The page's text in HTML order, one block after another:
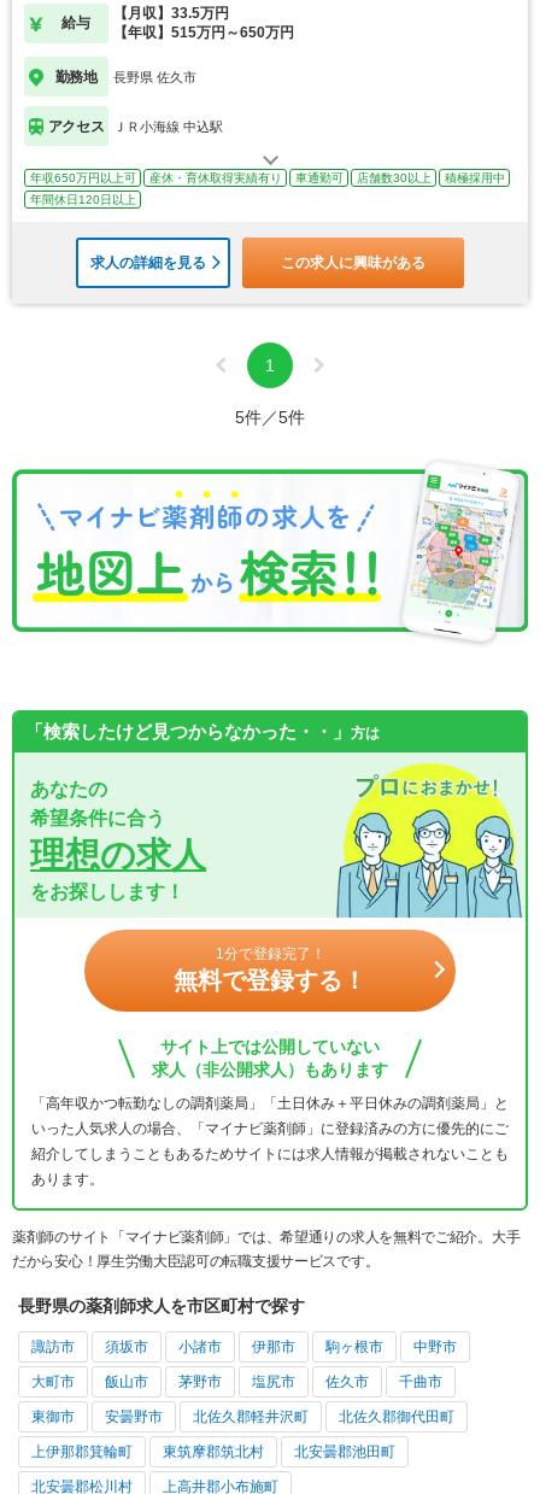
給与
【月収】33.5万円
【年収】515万円～650万円
勤務地 長野県 佐久市
アクセス ＪＲ小海線 中込駅
年収650万円以上可 産休・育休取得実績有り 車通勤可 店舗数30以上
積極採用中
年間休日120日以上
求人の詳細を見る この求人に興味がある
1
5件／5件
「検索したけど見つからなかった・・」 方は
あなたの
希望条件に合う
理想の求人
をお探しします！
1分で登録完了！
無料で登録する！
サイト上では公開していない
求人（非公開求人）もあります
「高年収かつ転勤なしの調剤薬局」「土日休み＋平日休みの調剤薬局」と
いった人気求人の場合、「マイナビ薬剤師」に登録済みの方に優先的にご
紹介してしまうこともあるためサイトには求人情報が掲載されないことも
あります。
薬剤師のサイト「マイナビ薬剤師」では、希望通りの求人を無料でご紹介。大手
だから安心！厚生労働大臣認可の転職支援サービスです。
長野県の薬剤師求人を市区町村で探す
諏訪市 須坂市 小諸市 伊那市 駒ヶ根市 中野市
大町市 飯山市 茅野市 塩尻市 佐久市 千曲市
東御市 安曇野市 北佐久郡軽井沢町 北佐久郡御代田町
上伊那郡箕輪町 東筑摩郡筑北村 北安曇郡池田町
北安曇郡松川村 上高井郡小布施町